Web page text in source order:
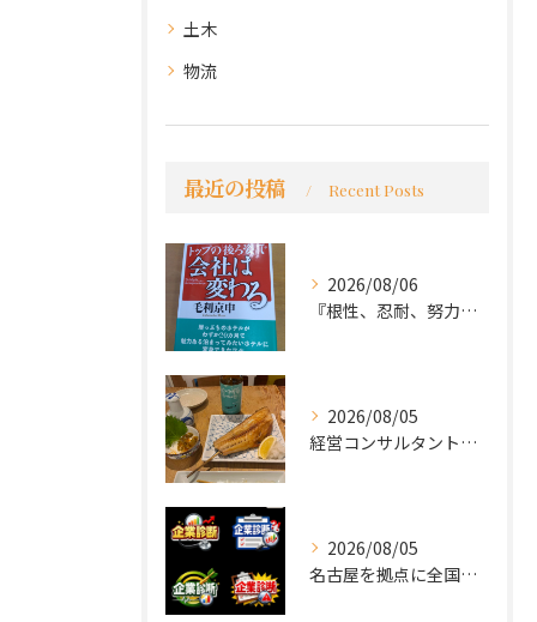
土木
物流
最近の投稿 Recent Posts
2026/08/06
『根性、忍耐、努力という言葉は死語なのか』
2026/08/05
経営コンサルタントのモーちゃん・毛利京申です。
2026/08/05
名古屋を拠点に全国で活動する 経営コンサルタントの 毛利京申...